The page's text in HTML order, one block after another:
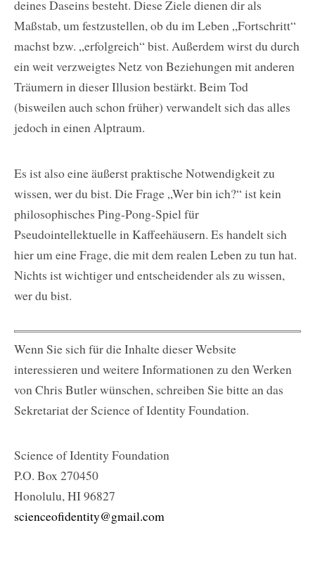
deines Daseins besteht. Diese Ziele dienen dir als
Maßstab, um festzustellen, ob du im Leben „Fortschritt“
machst bzw. „erfolgreich“ bist. Außerdem wirst du durch
ein weit verzweigtes Netz von Beziehungen mit anderen
Träumern in dieser Illusion bestärkt. Beim Tod
(bisweilen auch schon früher) verwandelt sich das alles
jedoch in einen Alptraum.
Es ist also eine äußerst praktische Notwendigkeit zu
wissen, wer du bist. Die Frage „Wer bin ich?“ ist kein
philosophisches Ping-Pong-Spiel für
Pseudointellektuelle in Kaffeehäusern. Es handelt sich
hier um eine Frage, die mit dem realen Leben zu tun hat.
Nichts ist wichtiger und entscheidender als zu wissen,
wer du bist.
Wenn Sie sich für die Inhalte dieser Website
interessieren und weitere Informationen zu den Werken
von Chris Butler wünschen, schreiben Sie bitte an das
Sekretariat der Science of Identity Foundation.
Science of Identity Foundation
P.O. Box 270450
Honolulu, HI 96827
scienceofidentity@gmail.com